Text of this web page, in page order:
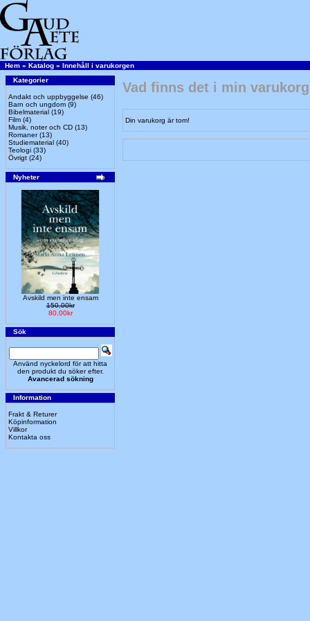
Hem » Katalog » Innehåll i varukorgen
Kategorier
Andakt och uppbyggelse (46)
Barn och ungdom (9)
Bibelmaterial (19)
Film (4)
Musik, noter och CD (13)
Romaner(13)
Studiematerial (40)
Teologi (33)
Övrigt (24)
Nyheter
Avskild men inte ensam
150,00kr
80,00kr
Sök
Använd nyckelord för att hitta
den produkt du söker efter.
Avancerad sökning
Information
Frakt & Returer
Köpinformation
Villkor
Kontakta oss
Vad finns det i min
Din varukorg är tom!